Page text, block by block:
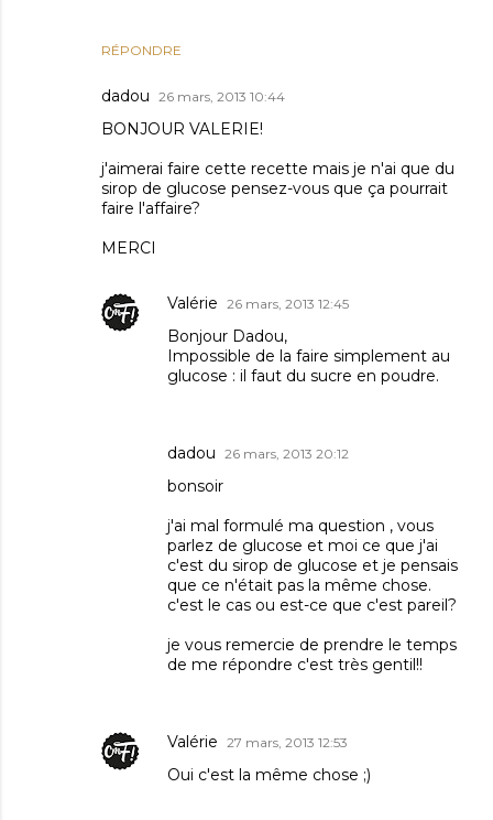
RÉPONDRE
dadou 26 mars, 2013 10:44
BONJOUR VALERIE!
j'aimerai faire cette recette mais je n'ai que du
sirop de glucose pensez-vous que ça pourrait
faire l'affaire?
MERCI
Valérie 26 mars, 2013 12:45
Bonjour Dadou,
Impossible de la faire simplement au
glucose : il faut du sucre en poudre.
dadou 26 mars, 2013 20:12
bonsoir
j'ai mal formulé ma question , vous
parlez de glucose et moi ce que j'ai
c'est du sirop de glucose et je pensais
que ce n'était pas la même chose.
c'est le cas ou est-ce que c'est pareil?
je vous remercie de prendre le temps
de me répondre c'est très gentil!!
Valérie 27 mars, 2013 12:53
Oui c'est la même chose ;)